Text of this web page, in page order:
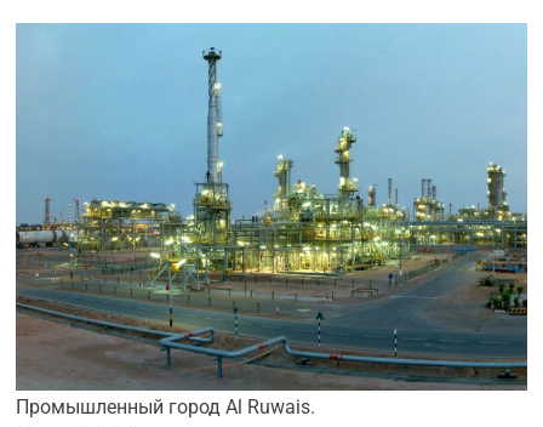
Промышленный город Al Ruwais.